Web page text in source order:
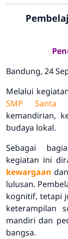
Bandung, 24
Melalui
SMP Santa
kemandirian,
budaya lokal.
Sebagai
kegiatan ini
kewargaan dan
lulusan.
kognitif, tetapi
keterampilan
mandiri dan
bangsa.